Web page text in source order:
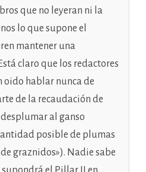
que no leyeran ni la
lo que supone el
mantener una
claro que los redactores
oido hablar nunca de
de la recaudación de
al ganso
posible de plumas
graznidos»). Nadie sabe